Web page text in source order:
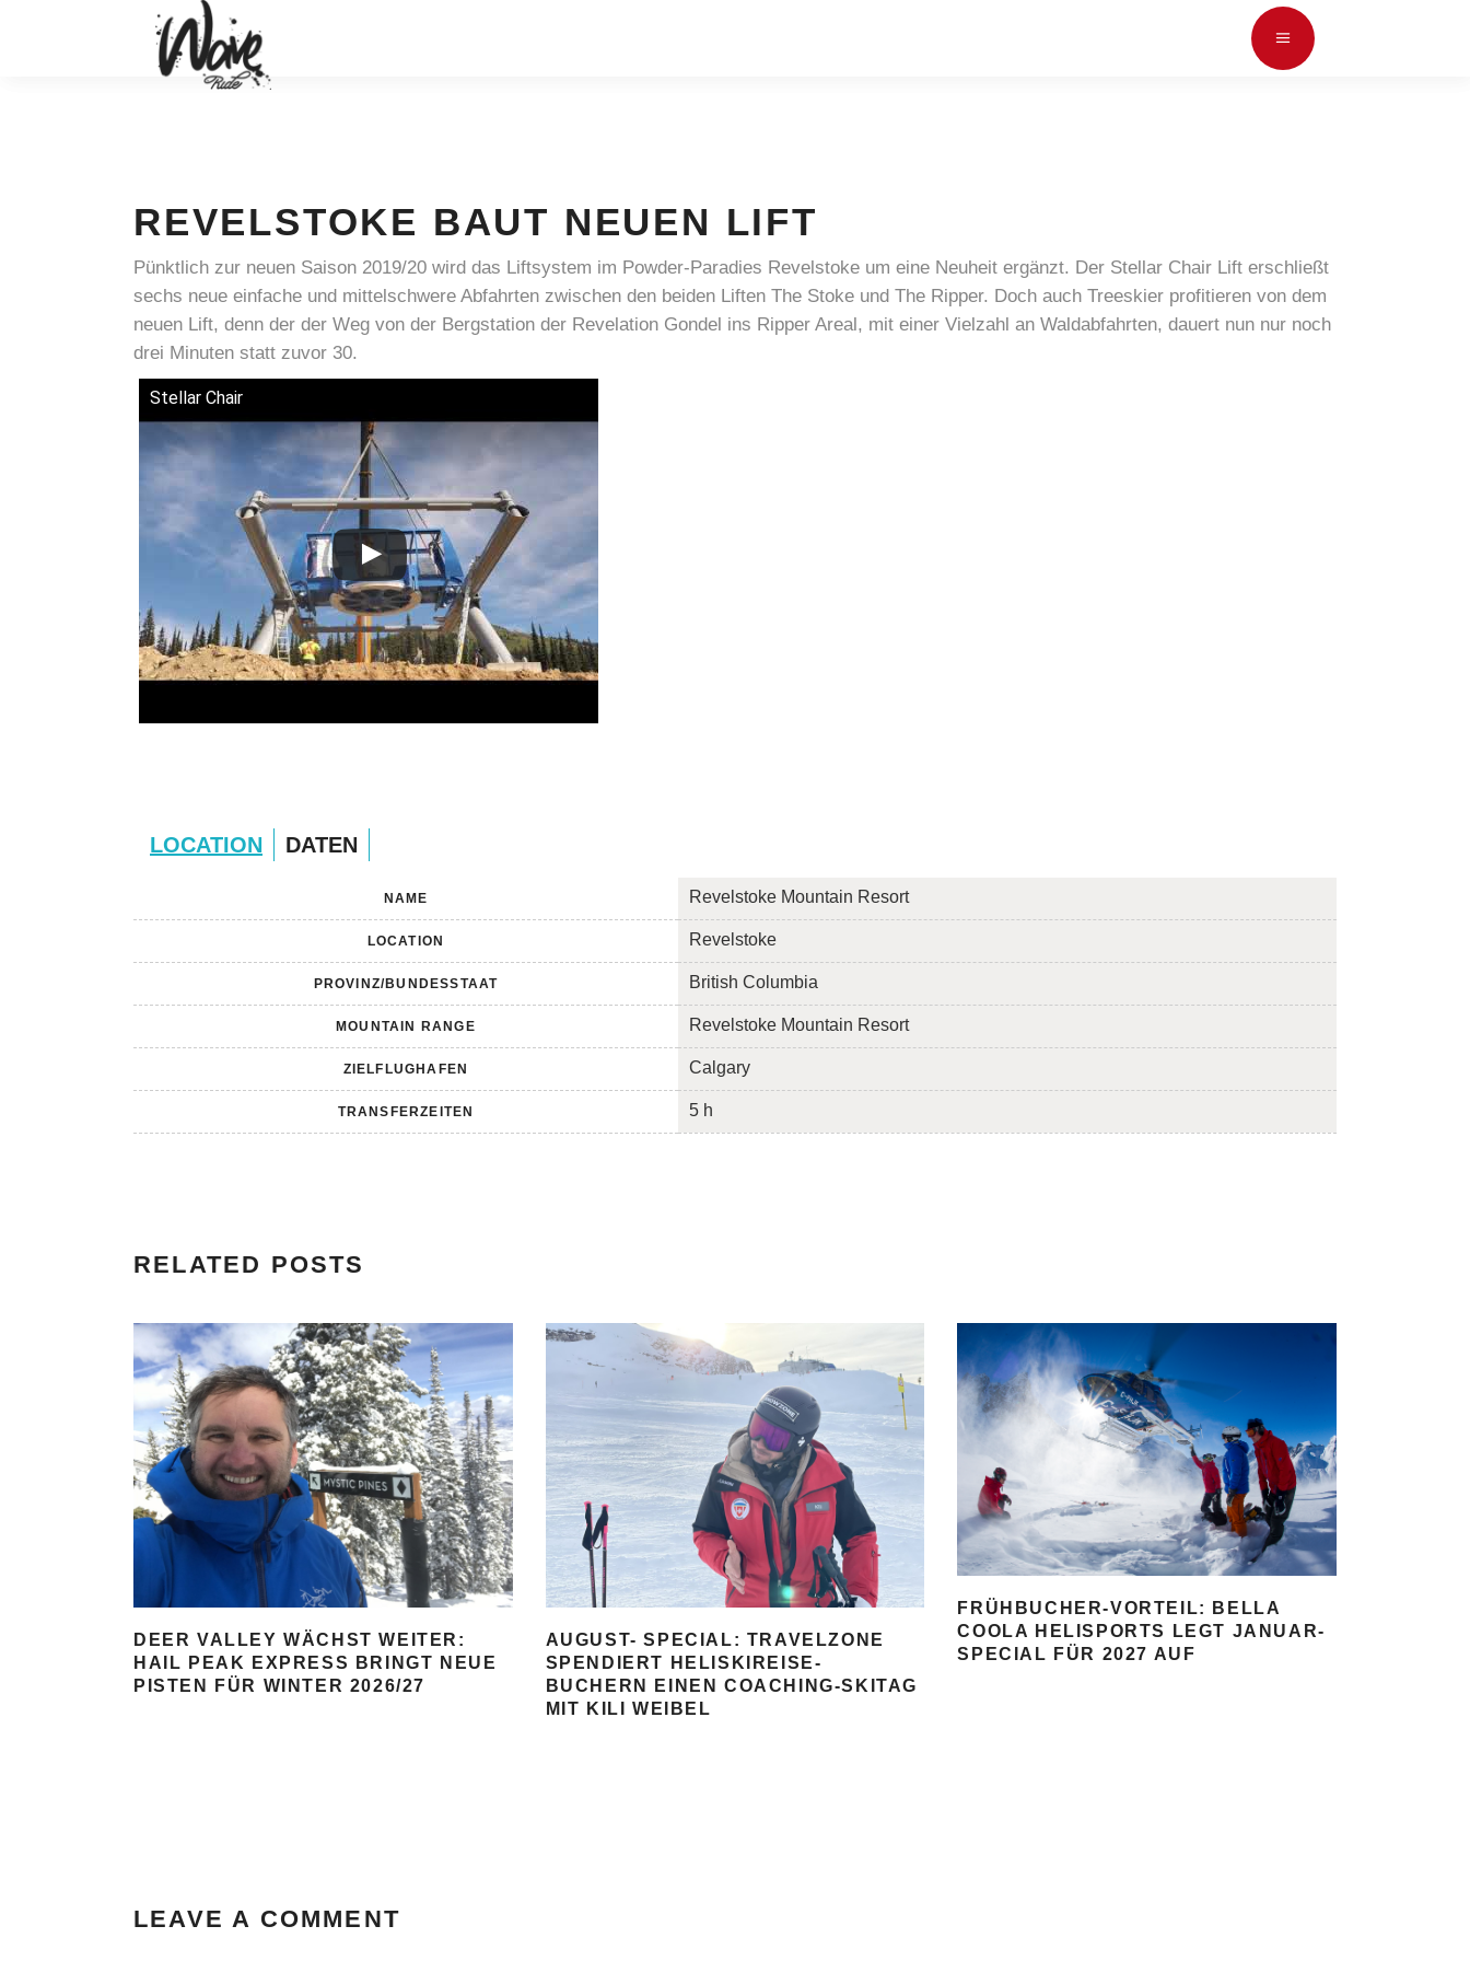
REVELSTOKE BAUT NEUEN LIFT
Pünktlich zur neuen Saison 2019/20 wird das Liftsystem im Powder-Paradies Revelstoke um eine Neuheit ergänzt. Der Stellar Chair Lift erschließt
sechs neue einfache und mittelschwere Abfahrten zwischen den beiden Liften The Stoke und The Ripper. Doch auch Treeskier profitieren von dem
neuen Lift, denn der der Weg von der Bergstation der Revelation Gondel ins Ripper Areal, mit einer Vielzahl an Waldabfahrten, dauert nun nur noch
drei Minuten statt zuvor 30.
Stellar Chair
LOCATION DATEN
NAME Revelstoke Mountain Resort
LOCATION Revelstoke
PROVINZ/BUNDESSTAAT British Columbia
MOUNTAIN RANGE Revelstoke Mountain Resort
ZIELFLUGHAFEN Calgary
TRANSFERZEITEN 5 h
RELATED POSTS
DEER VALLEY WÄCHST WEITER:
HAIL PEAK EXPRESS BRINGT NEUE
PISTEN FÜR WINTER 2026/27
AUGUST- SPECIAL: TRAVELZONE
SPENDIERT HELISKIREISE-
BUCHERN EINEN COACHING-SKITAG
MIT KILI WEIBEL
FRÜHBUCHER-VORTEIL: BELLA
COOLA HELISPORTS LEGT JANUAR-
SPECIAL FÜR 2027 AUF
LEAVE A COMMENT